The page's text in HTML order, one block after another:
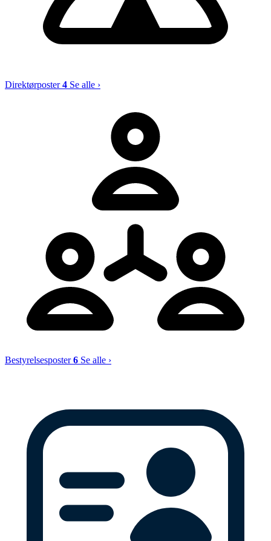
Direktørposter4 Se alle ›
Bestyrelsesposter6 Se alle ›